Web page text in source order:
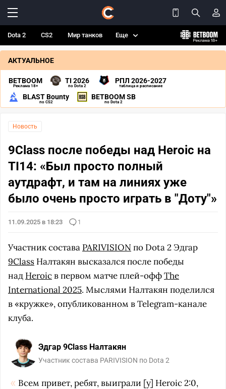
Dota 2 CS2 Мир танков Еще
АКТУАЛЬНОЕ
BETBOOM
Реклама 18+
TI 2026
по Dota 2
РПЛ 2026-2027
таблица и расписание
BLAST Bounty
по CS2
BETBOOM SB
по Dota 2
Новость
9Class после победы над Heroic на
TI14: «Был просто полный
аутдрафт, и там на линиях уже
было очень просто играть в "Доту"»
11.09.2025 в 18:23 1
Участник состава PARIVISIONпо Dota 2 Эдгар
9Class Налтакян высказался после победы
над Heroicв первом матче плей-оффThe
International 2025. Мыслями Налтакян поделился
в «кружке», опубликованном в Telegram-канале
клуба.
Эдгар 9Class Налтакян
Участник состава PARIVISION по Dota 2
Всем привет, ребят, выиграли [у] Heroic 2:0,